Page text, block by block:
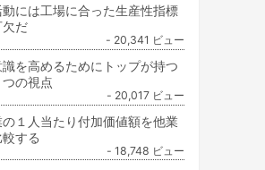
には工場に合った生産性指標
だ
- 20,341 ビュー
を高めるためにトップが持つ
の視点
- 20,017 ビュー
１人当たり付加価値額を他業
する
- 18,748 ビュー